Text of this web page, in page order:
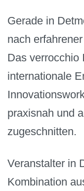
Gerade in
nach
Das verrocchio
internationale
praxisnah und
zugeschnitten.
Veranstalter in
Kombination